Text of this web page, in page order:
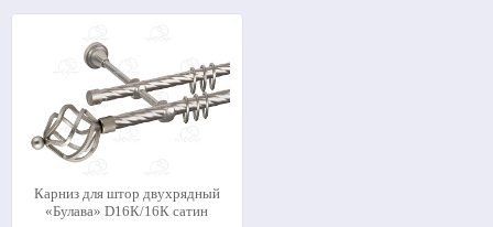
Карниз для штор двухрядный
«Булава» D16К/16К сатин